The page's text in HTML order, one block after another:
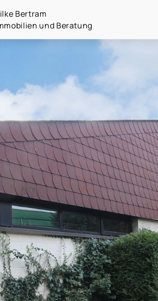
Bertram
und Beratung